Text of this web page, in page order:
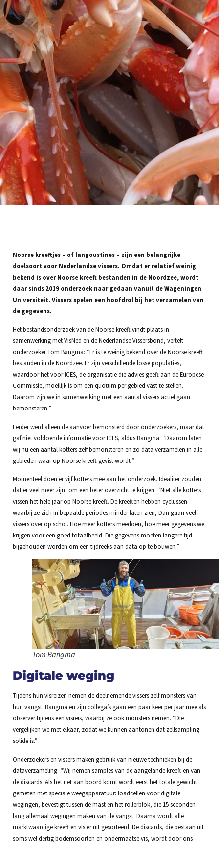
Noorse kreeftjes – of langoustines – zijn een belangrijke
doelsoort voor Nederlandse vissers. Omdat er relatief weinig
bekend is over Noorse kreeft bestanden in de Noordzee, wordt
daar sinds 2019 onderzoek naar gedaan vanuit de Wageningen
Universiteit. Vissers spelen een hoofdrol bij het verzamelen van
de gegevens.
Het bestandsonderzoek van de Noorse kreeft vindt plaats in
samenwerking met VisNed en de Nederlandse Vissersbond, vertelt
onderzoeker Tom Bangma: “Er is te weinig bekend over de Noorse kreeft
bestanden in de Noordzee. Er zijn verschillende losse populaties,
waardoor het voor ICES, de organisatie die advies geeft aan de Europese
Commissie, moeilijk is om een quotum per gebied vast te stellen.
Daarom zijn we in samenwerking met een aantal vissers actief gaan
bemonsteren.”
Eerder werd alleen de aanvoer bemonsterd door onderzoekers, maar dat
gaf niet voldoende informatie voor ICES, aldus Bangma. “Daarom laten
wij nu een aantal kotters zelf bemonsteren en zo data verzamelen in alle
gebieden waar op Noorse kreeft gevist wordt.”
Momenteel doen er vijf kotters mee aan het onderzoek. Idealiter zouden
dat er veel meer zijn, om een beter overzicht te krijgen. “Niet alle kotters
vissen het hele jaar op Noorse kreeft. De kreeften hebben cyclussen
waarbij ze zich in bepaalde periodes minder laten zien, Dan gaan veel
vissers over op schol. Hoe meer kotters meedoen, hoe meer gegevens we
krijgen voor een goed totaalbeeld. Die gegevens moeten langere tijd
bijgehouden worden om een tijdreeks aan data op te bouwen.”
Tom Bangma
Digitale weging
Tijdens hun visreizen nemen de deelnemende vissers zelf monsters van
hun vangst. Bangma en zijn collega’s gaan een paar keer per jaar mee als
observer tijdens een visreis, waarbij ze ook monsters nemen. “Die
vergelijken we met elkaar, zodat we kunnen aantonen dat zelfsampling
solide is.”
Onderzoekers en vissers maken gebruik van nieuwe technieken bij de
dataverzameling. “Wij nemen samples van de aangelande kreeft en van
de discards. Als het net aan boord komt wordt eerst het totale gewicht
gemeten met speciale weegapparatuur: loadcellen voor digitale
wegingen, bevestigt tussen de mast en het rollerblok, die 15 seconden
lang allemaal wegingen maken van de vangst. Daarna wordt alle
marktwaardige kreeft en vis er uit gesorteerd. De discards, die bestaan uit
soms wel dertig bodemsoorten en ondermaatse vis, wordt door ons